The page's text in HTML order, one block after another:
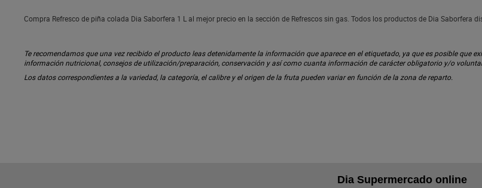
Compra Refresco de piña colada Dia Saborfera 1 L al mejor precio en la sección de Refrescos sin gas. Todos los productos de Dia Saborfera
Te recomendamos que una vez recibido el producto leas detenidamente la información que aparece en el etiquetado, ya que es posible que
información nutricional, consejos de utilización/preparación, conservación y así como cuanta información de carácter obligatorio y/o
Los datos correspondientes a la variedad, la categoría, el calibre y el origen de la fruta pueden variar en función de la zona de reparto.
Dia Supermercado online